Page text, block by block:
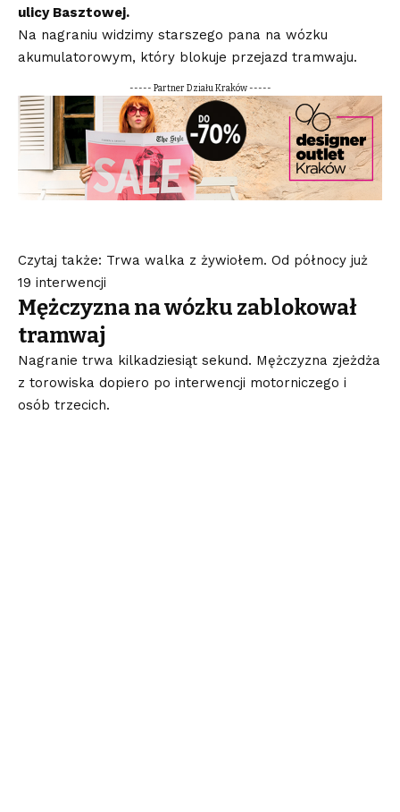
ulicy Basztowej.
Na nagraniu widzimy starszego pana na wózku
akumulatorowym, który blokuje przejazd tramwaju.
----- Partner Działu Kraków -----
Czytaj także: Trwa walka z żywiołem. Od północy już
19 interwencji
Mężczyzna na wózku zablokował
tramwaj
Nagranie trwa kilkadziesiąt sekund. Mężczyzna zjeżdża
z torowiska dopiero po interwencji motorniczego i
osób trzecich.